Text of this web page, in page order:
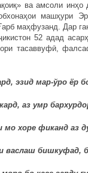
ва амсоли
машҳури
маҳфузанд. Дар
52 адад
тасаввуфӣ,
эзид мар-ўро ёр
аз умр
хоре фиканд аз
бишкуфад,